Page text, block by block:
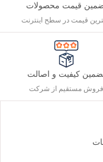
قیمت محصولات
قیمت در سطح اینترنت
کیفیت و اصالت
فروش مستقیم از شرکت